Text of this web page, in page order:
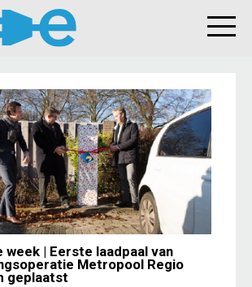
week | Eerste laadpaal van
Metropool Regio
geplaatst